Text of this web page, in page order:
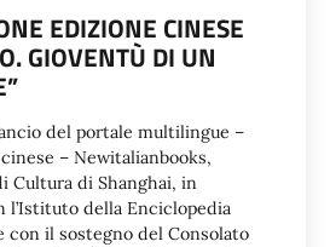
EDIZIONE CINESE
GIOVENTÙ DI UN
del portale multilingue –
– Newitalianbooks,
Cultura di Shanghai, in
l’Istituto della Enciclopedia
con il sostegno del Consolato